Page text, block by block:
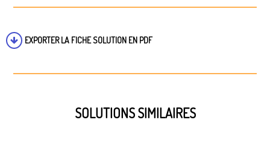
EXPORTER LA FICHE SOLUTION EN PDF
SOLUTIONS SIMILAIRES